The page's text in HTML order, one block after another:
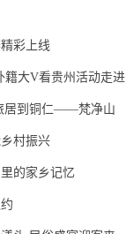
彩上线
籍大V看贵州活动走进
居到铜仁——梵净山
村振兴
的家乡记忆